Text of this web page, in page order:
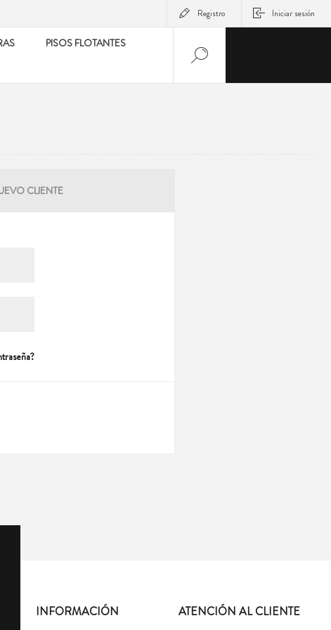
Registro Iniciar sesión
PISOS FLOTANTES
CLIENTE
INFORMACIÓN ATENCIÓN AL CLIENTE